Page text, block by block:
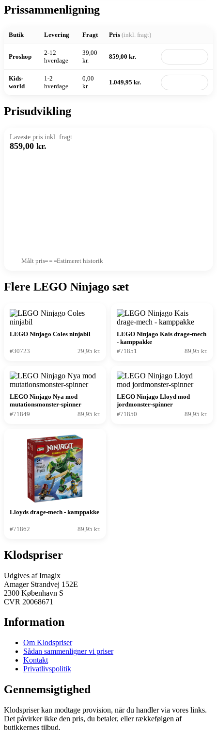
Prissammenligning
Butik Levering Fragt Pris (inkl. fragt)
Proshop
2-12
hverdage
39,00
kr.
859,00 kr.
Kids-
world
1-2
hverdage
0,00
kr.
1.049,95 kr.
Prisudvikling
Laveste pris inkl. fragt
859,00 kr.
Målt pris Estimeret historik
Flere LEGO Ninjago sæt
LEGO Ninjago Coles ninjabil
#30723 29,95 kr.
LEGO Ninjago Kais drage-mech
- kamppakke
#71851
89,95 kr.
LEGO Ninjago Nya mod
mutationsmonster-spinner
#71849
89,95 kr.
LEGO Ninjago Lloyd mod
jordmonster-spinner
#71850
89,95 kr.
Lloyds drage-mech - kamppakke
#71862 89,95 kr.
Klodspriser
Udgives af Imagix
Amager Strandvej 152E
2300 København S
CVR 20068671
Information
Om Klodspriser
Sådan sammenligner vi priser
Kontakt
Privatlivspolitik
Gennemsigtighed
Klodspriser kan modtage provision, når du handler via vores links.
Det påvirker ikke den pris, du betaler, eller rækkefølgen af
butikkernes tilbud.